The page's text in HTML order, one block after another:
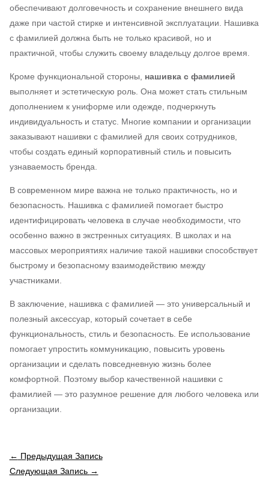
обеспечивают долговечность и сохранение внешнего вида
даже при частой стирке и интенсивной эксплуатации. Нашивка
с фамилией должна быть не только красивой, но и
практичной, чтобы служить своему владельцу долгое время.
Кроме функциональной стороны, нашивка с фамилией
выполняет и эстетическую роль. Она может стать стильным
дополнением к униформе или одежде, подчеркнуть
индивидуальность и статус. Многие компании и организации
заказывают нашивки с фамилией для своих сотрудников,
чтобы создать единый корпоративный стиль и повысить
узнаваемость бренда.
В современном мире важна не только практичность, но и
безопасность. Нашивка с фамилией помогает быстро
идентифицировать человека в случае необходимости, что
особенно важно в экстренных ситуациях. В школах и на
массовых мероприятиях наличие такой нашивки способствует
быстрому и безопасному взаимодействию между
участниками.
В заключение, нашивка с фамилией — это универсальный и
полезный аксессуар, который сочетает в себе
функциональность, стиль и безопасность. Ее использование
помогает упростить коммуникацию, повысить уровень
организации и сделать повседневную жизнь более
комфортной. Поэтому выбор качественной нашивки с
фамилией — это разумное решение для любого человека или
организации.
← Предыдущая Запись
Следующая Запись →